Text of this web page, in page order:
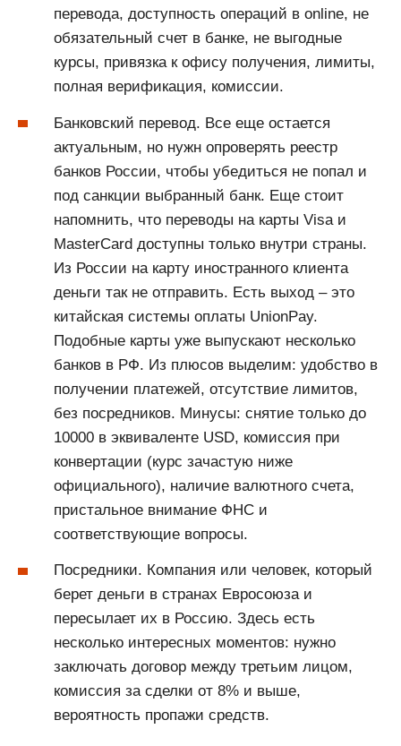
перевода, доступность операций в online, не
обязательный счет в банке, не выгодные
курсы, привязка к офису получения, лимиты,
полная верификация, комиссии.
Банковский перевод. Все еще остается
актуальным, но нужн опроверять реестр
банков России, чтобы убедиться не попал и
под санкции выбранный банк. Еще стоит
напомнить, что переводы на карты Visa и
MasterCard доступны только внутри страны.
Из России на карту иностранного клиента
деньги так не отправить. Есть выход – это
китайская системы оплаты UnionPay.
Подобные карты уже выпускают несколько
банков в РФ. Из плюсов выделим: удобство в
получении платежей, отсутствие лимитов,
без посредников. Минусы: снятие только до
10000 в эквиваленте USD, комиссия при
конвертации (курс зачастую ниже
официального), наличие валютного счета,
пристальное внимание ФНС и
соответствующие вопросы.
Посредники. Компания или человек, который
берет деньги в странах Евросоюза и
пересылает их в Россию. Здесь есть
несколько интересных моментов: нужно
заключать договор между третьим лицом,
комиссия за сделки от 8% и выше,
вероятность пропажи средств.